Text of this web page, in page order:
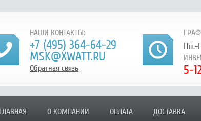
НАШИ КОНТАКТЫ:
+7 (495) 364-64-29
MSK@XWATT.RU
Обратная связь
Пн.-
5-
ГЛАВНАЯ О КОМПАНИИ ОПЛАТА ДОСТАВКА